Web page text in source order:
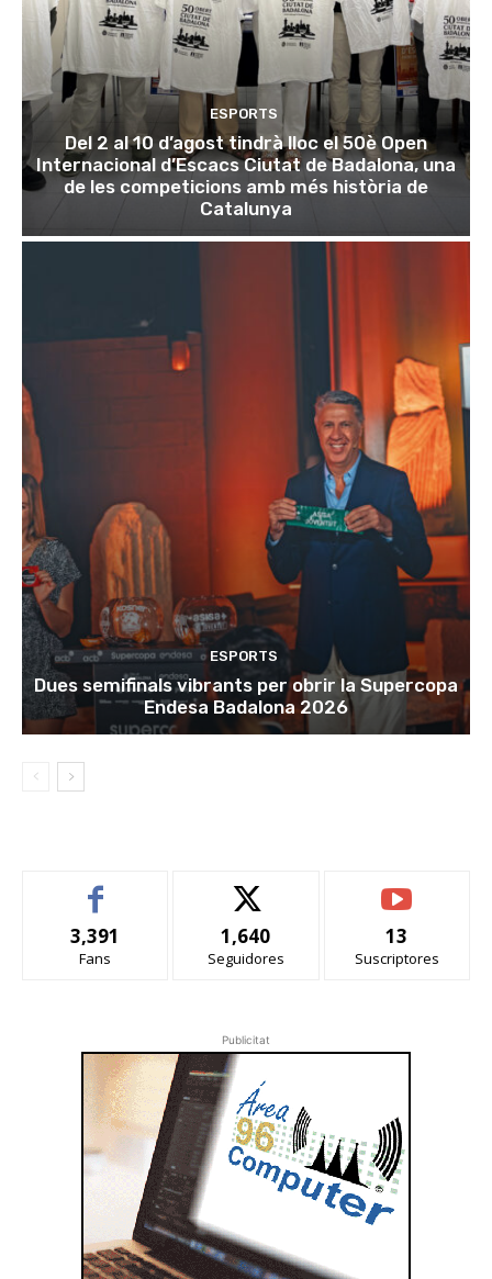
ESPORTS
Del 2 al 10 d’agost tindrà lloc el 50è Open
Internacional d’Escacs Ciutat de Badalona, una
de les competicions amb més història de
Catalunya
ESPORTS
Dues semifinals vibrants per obrir la Supercopa
Endesa Badalona 2026
3,391
Fans
1,640
Seguidores
13
Suscriptores
Publicitat